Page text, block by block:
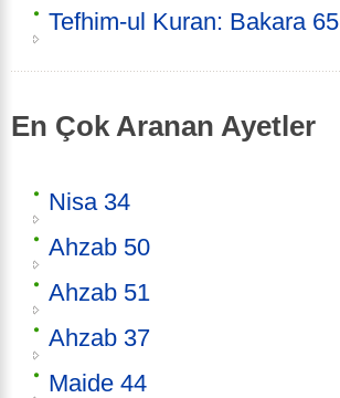
Tefhim-ul Kuran: Bakara 65
En Çok Aranan Ayetler
Nisa 34
Ahzab 50
Ahzab 51
Ahzab 37
Maide 44